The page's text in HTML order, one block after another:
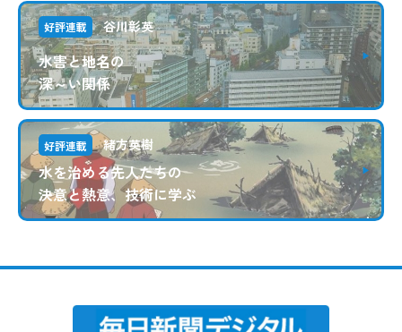
好評連載 谷川彰英
水害と地名の
深～い関係
好評連載 緒方英樹
水を治める先人たちの
決意と熱意、技術に学ぶ